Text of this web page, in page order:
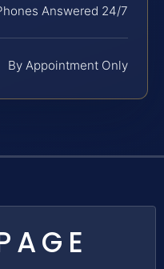
Answered 24/7
By Appointment Only